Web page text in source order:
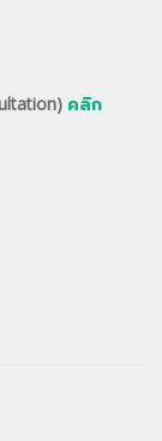
คลิก